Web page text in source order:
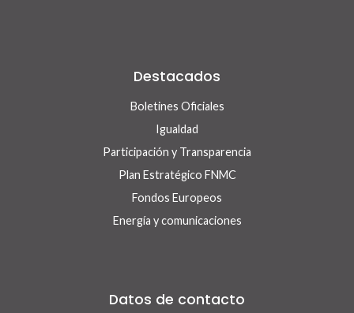
Destacados
Boletines Oficiales
Igualdad
Participación y Transparencia
Plan Estratégico FNMC
Fondos Europeos
Energía y comunicaciones
Datos de contacto